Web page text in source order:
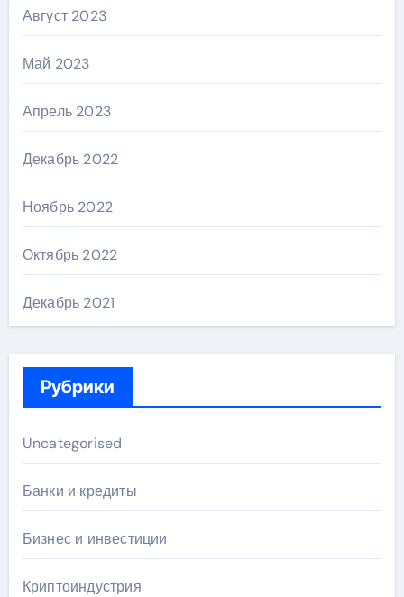
Август 2023
Май 2023
Апрель 2023
Декабрь 2022
Ноябрь 2022
Октябрь 2022
Декабрь 2021
Рубрики
Uncategorised
Банки и кредиты
Бизнес и инвестиции
Криптоиндустрия